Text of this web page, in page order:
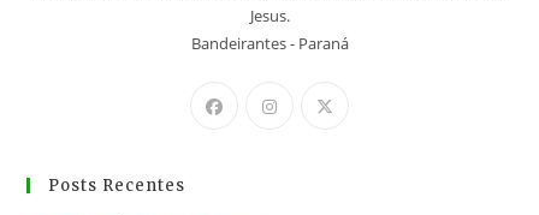
Jesus.
Bandeirantes - Paraná
Posts Recentes